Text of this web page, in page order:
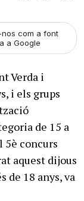
com a font
a Google
Verda i
i els grups
de 15 a
5è concurs
aquest dijous
de 18 anys, va